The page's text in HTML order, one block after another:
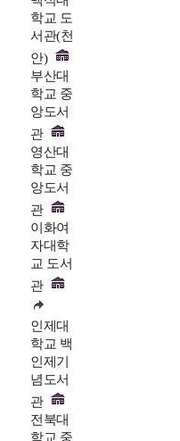
학교 도
서관(천
안)
부산대
학교 중
앙도서
관
영산대
학교 중
앙도서
관
이화여
자대학
교 도서
관
인제대
학교 백
인제기
념도서
관
전북대
학교 중